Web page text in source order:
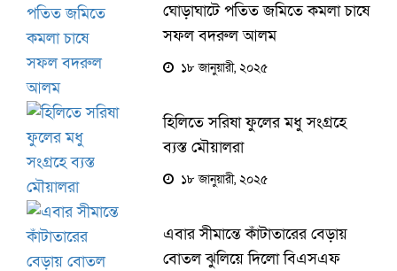
ঘোড়াঘাটে পতিত জমিতে কমলা চাষে
সফল বদরুল আলম
১৮ জানুয়ারী, ২০২৫
হিলিতে সরিষা ফুলের মধু সংগ্রহে
ব্যস্ত মৌয়ালরা
১৮ জানুয়ারী, ২০২৫
এবার সীমান্তে কাঁটাতারের বেড়ায়
বোতল ঝুলিয়ে দিলো বিএসএফ